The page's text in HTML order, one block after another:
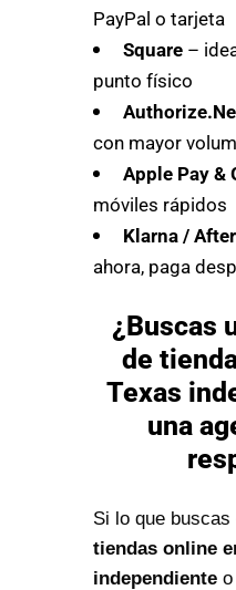
PayPal o tarjeta
Square –
punto físico
con mayor
Apple Pay &
móviles rápidos
Klarna /
ahora, paga
¿Buscas
de
Texas
una
Si lo que buscas
tiendas online
independiente